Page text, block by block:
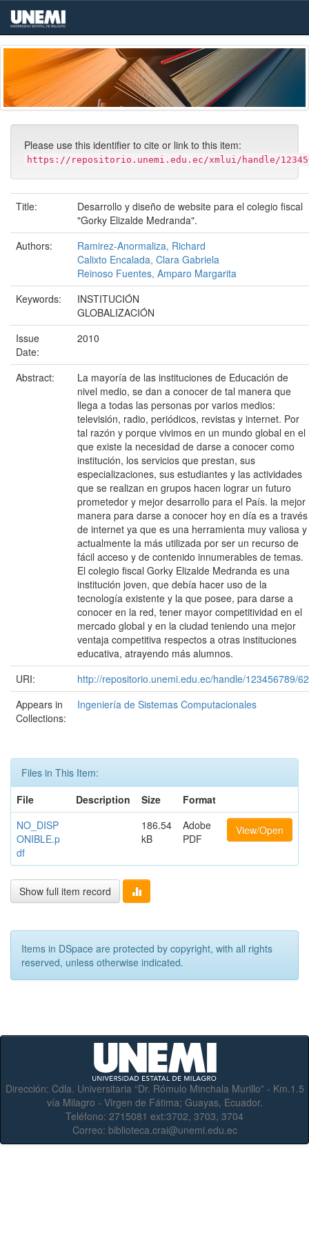
Skip
navigation
Please use this identifier to cite or link to this item:
https://repositorio.unemi.edu.ec/xmlui/handle/
Title:
Desarrollo y diseño de website para el colegio fiscal
"Gorky Elizalde Medranda".
Authors:
Ramirez-Anormaliza, Richard
Calixto Encalada, Clara Gabriela
Reinoso Fuentes, Amparo Margarita
Keywords:
INSTITUCIÓN
GLOBALIZACIÓN
Issue
Date:
2010
Abstract:
La mayoría de las instituciones de Educación de
nivel medio, se dan a conocer de tal manera que
llega a todas las personas por varios medios:
televisión, radio, periódicos, revistas y internet. Por
tal razón y porque vivimos en un mundo global en el
que existe la necesidad de darse a conocer como
institución, los servicios que prestan, sus
especializaciones, sus estudiantes y las actividades
que se realizan en grupos hacen lograr un futuro
prometedor y mejor desarrollo para el País. la mejor
manera para darse a conocer hoy en día es a través
de internet ya que es una herramienta muy valiosa y
actualmente la más utilizada por ser un recurso de
fácil acceso y de contenido innumerables de temas.
El colegio fiscal Gorky Elizalde Medranda es una
institución joven, que debía hacer uso de la
tecnología existente y la que posee, para darse a
conocer en la red, tener mayor competitividad en el
mercado global y en la ciudad teniendo una mejor
ventaja competitiva respectos a otras instituciones
educativa, atrayendo más alumnos.
URI:
http://repositorio.unemi.edu.ec/handle/123456789/62
Appears in
Collections:
Ingeniería de Sistemas Computacionales
Files in This Item:
File
Description Size
Format
NO_DISP
ONIBLE.p
df
186.54
kB
Adobe
PDF
View/Open
Show full item record
Items in DSpace are protected by copyright, with all rights
reserved, unless otherwise indicated.
Dirección: Cdla. Universitaria “Dr. Rómulo Minchala Murillo” - Km.1.5
vía Milagro - Virgen de Fátima; Guayas, Ecuador.
Teléfono: 2715081 ext:3702, 3703, 3704
Correo: biblioteca.crai@unemi.edu.ec